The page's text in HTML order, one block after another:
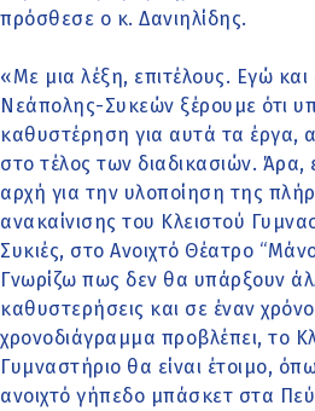
πρόσθεσε ο κ. Δανιηλίδης.
«Με μια λέξη, επιτέλους. Εγώ
Νεάπολης-Συκεών ξέρουμε ότι
καθυστέρηση για αυτά τα έργα,
στο τέλος των διαδικασιών. Άρα,
αρχή για την υλοποίηση της
ανακαίνισης του Κλειστού
Συκιές, στο Ανοιχτό Θέατρο
Γνωρίζω πως δεν θα υπάρξουν
καθυστερήσεις και σε έναν
χρονοδιάγραμμα προβλέπει, το
Γυμναστήριο θα είναι έτοιμο,
ανοιχτό γήπεδο μπάσκετ στα